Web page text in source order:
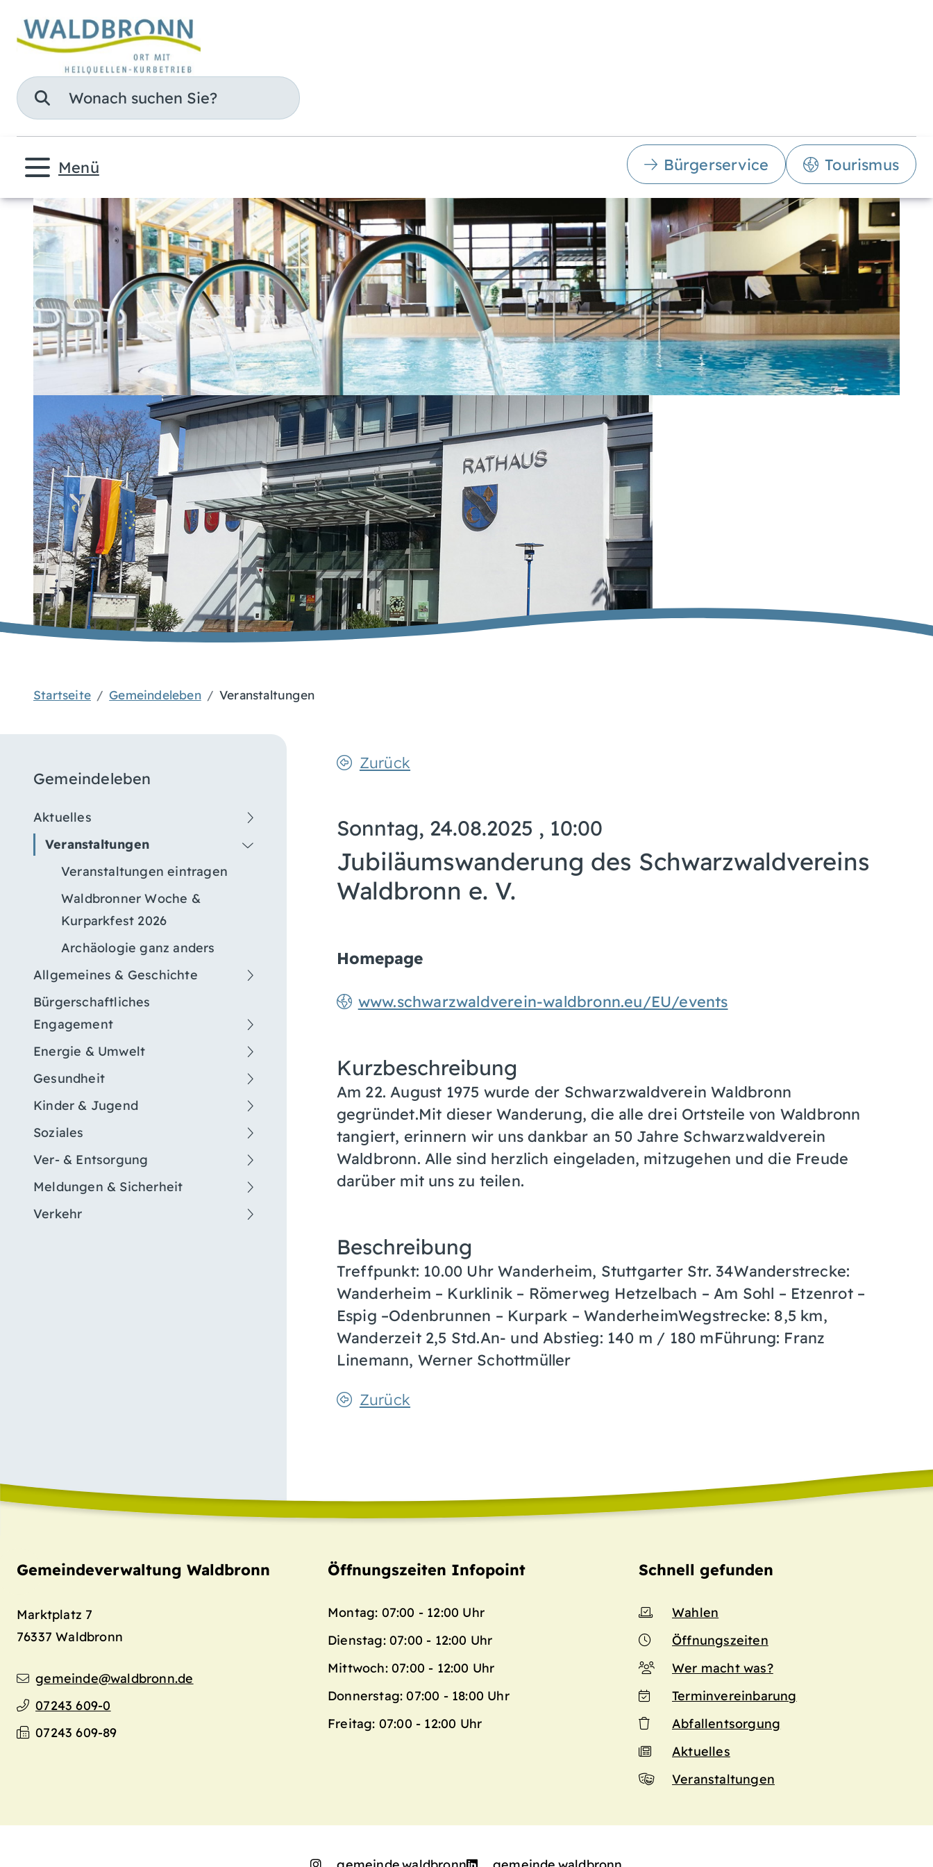
Suche
Menü Bürgerservice Tourismus
Startseite Gemeindeleben Veranstaltungen
Gemeindeleben
Aktuelles
Veranstaltungen
Veranstaltungen eintragen
Waldbronner Woche &
Kurparkfest 2026
Archäologie ganz anders
Allgemeines & Geschichte
Bürgerschaftliches
Engagement
Energie & Umwelt
Gesundheit
Kinder & Jugend
Soziales
Ver- & Entsorgung
Meldungen & Sicherheit
Verkehr
Zurück
Sonntag, 24.08.2025 , 10:00
Jubiläumswanderung des Schwarzwaldvereins
Waldbronn e. V.
Homepage
www.schwarzwaldverein-waldbronn.eu/EU/events
Kurzbeschreibung
Am 22. August 1975 wurde der Schwarzwaldverein Waldbronn
gegründet.Mit dieser Wanderung, die alle drei Ortsteile von Waldbronn
tangiert, erinnern wir uns dankbar an 50 Jahre Schwarzwaldverein
Waldbronn. Alle sind herzlich eingeladen, mitzugehen und die Freude
darüber mit uns zu teilen.
Beschreibung
Treffpunkt: 10.00 Uhr Wanderheim, Stuttgarter Str. 34Wanderstrecke:
Wanderheim – Kurklinik – Römerweg Hetzelbach – Am Sohl – Etzenrot –
Espig –Odenbrunnen – Kurpark – WanderheimWegstrecke: 8,5 km,
Wanderzeit 2,5 Std.An- und Abstieg: 140 m / 180 mFührung: Franz
Linemann, Werner Schottmüller
Zurück
Gemeindeverwaltung Waldbronn
Marktplatz 7
76337 Waldbronn
gemeinde@waldbronn.de
07243 609-0
07243 609-89
Öffnungszeiten Infopoint
Montag: 07:00 - 12:00 Uhr
Dienstag: 07:00 - 12:00 Uhr
Mittwoch: 07:00 - 12:00 Uhr
Donnerstag: 07:00 - 18:00 Uhr
Freitag: 07:00 - 12:00 Uhr
Schnell gefunden
Wahlen
Öffnungszeiten
Wer macht was?
Terminvereinbarung
Abfallentsorgung
Aktuelles
Veranstaltungen